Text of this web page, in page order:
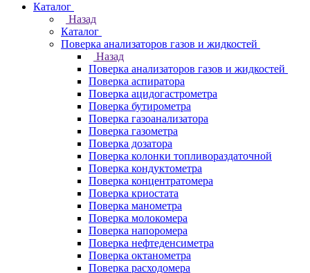
Каталог
Назад
Каталог
Поверка анализаторов газов и жидкостей
Назад
Поверка анализаторов газов и жидкостей
Поверка аспиратора
Поверка ацидогастрометра
Поверка бутирометра
Поверка газоанализатора
Поверка газометра
Поверка дозатора
Поверка колонки топливораздаточной
Поверка кондуктометра
Поверка концентратомера
Поверка криостата
Поверка манометра
Поверка молокомера
Поверка напоромера
Поверка нефтеденсиметра
Поверка октанометра
Поверка расходомера